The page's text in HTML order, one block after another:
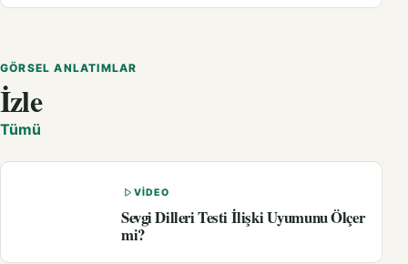
GÖRSEL ANLATIMLAR
İzle
Tümü
VIDEO
Sevgi Dilleri Testi İlişki Uyumunu Ölçer
mi?